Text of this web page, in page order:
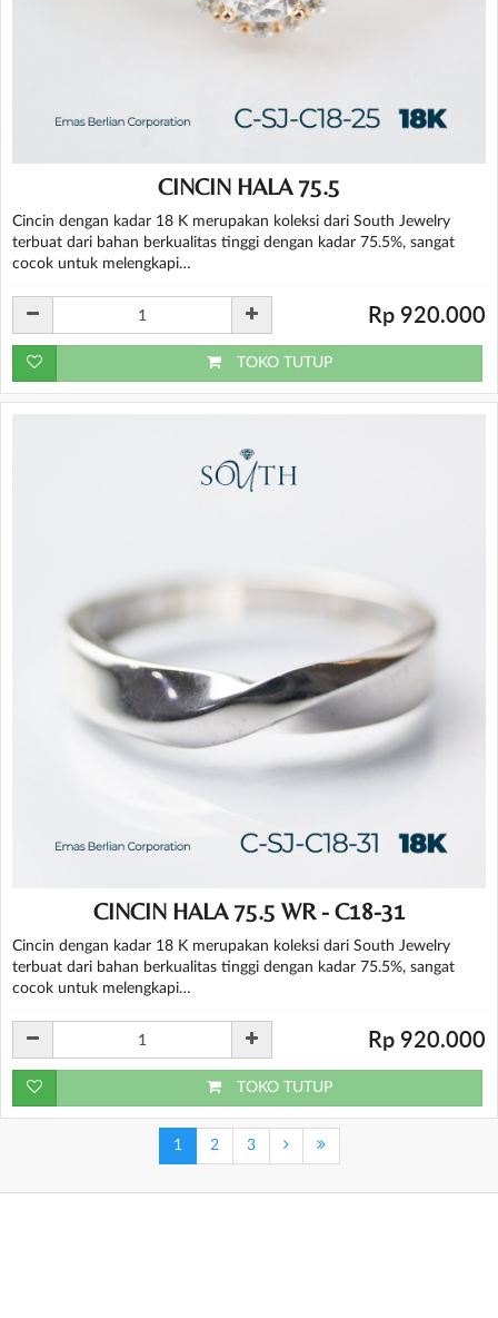
CINCIN HALA 75.5
Cincin dengan kadar 18 K merupakan koleksi dari South Jewelry
terbuat dari bahan berkualitas tinggi dengan kadar 75.5%, sangat
cocok untuk melengkapi…
Rp 920.000
TOKO TUTUP
CINCIN HALA 75.5 WR - C18-31
Cincin dengan kadar 18 K merupakan koleksi dari South Jewelry
terbuat dari bahan berkualitas tinggi dengan kadar 75.5%, sangat
cocok untuk melengkapi…
Rp 920.000
TOKO TUTUP
1 2 3